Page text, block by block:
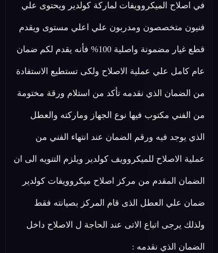
في اصلاح الميكروويفات لماركة كولدير ويحتوى علي
فنيون متخصصون ومدربون علي اعلي مستوى ويقدم
قطع غيار مضمونة واصلية 100% فأنه يقدم لكم ضمان
عام كامل علي عملية الاصلاح ولكى تستطيع الاستفادة
من الضمان الذي نقدمه تأكد من استلام ورقة مختومة
من الفني مكتوب فيها نوع الجهاز وماركته والعطل
الذي يوجد فيه ورقم الضمان عند انتهاء الفني من
عملية الاصلاح للميكروويف كولدير ويلزم التنويه الى ان
الضمان المقدم من مركز اصلاح ميكروويفات كولدير
ضمان علي العطل الذى قام المركز بصيانته فقط
ولذلك يرجى اتباع الاتى عند الحاجة ل الاصلاح داخل
الضمان الذي نقدمه :